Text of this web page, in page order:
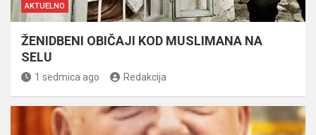
AKTUELNO
ŽENIDBENI OBIČAJI KOD MUSLIMANA NA
SELU
1 sedmica ago Redakcija